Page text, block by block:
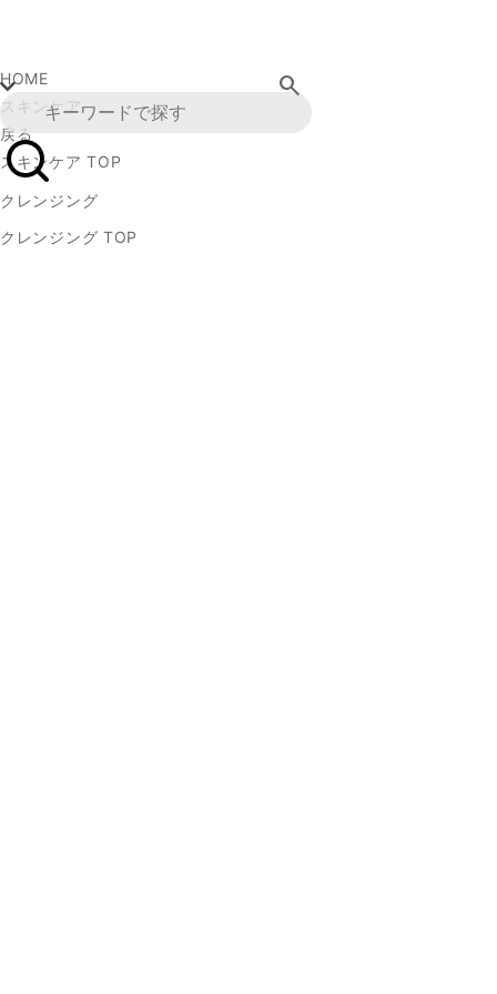
search
HOME
スキンケア
戻る
スキンケア TOP
クレンジング
クレンジング TOP